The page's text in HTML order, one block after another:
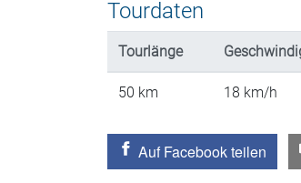
Tourdaten
Tourlänge
50 km 18 km/h
Auf Facebook teilen